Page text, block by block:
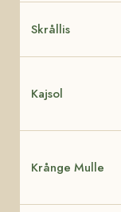
Skrållis
Kajsol
Krånge Mulle